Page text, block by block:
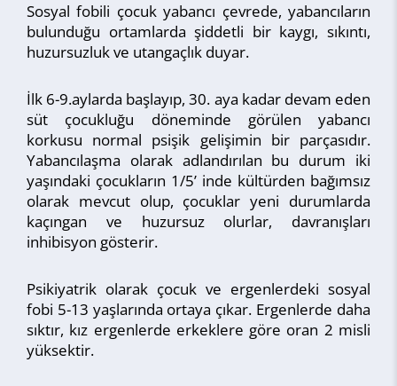
Sosyal fobili çocuk yabancı çevrede, yabancıların
bulunduğu ortamlarda şiddetli bir kaygı, sıkıntı,
huzursuzluk ve utangaçlık duyar.
İlk 6-9.aylarda başlayıp, 30. aya kadar devam eden
süt çocukluğu döneminde görülen yabancı
korkusu normal psişik gelişimin bir parçasıdır.
Yabancılaşma olarak adlandırılan bu durum iki
yaşındaki çocukların 1/5’ inde kültürden bağımsız
olarak mevcut olup, çocuklar yeni durumlarda
kaçıngan ve huzursuz olurlar, davranışları
inhibisyon gösterir.
Psikiyatrik olarak çocuk ve ergenlerdeki sosyal
fobi 5-13 yaşlarında ortaya çıkar. Ergenlerde daha
sıktır, kız ergenlerde erkeklere göre oran 2 misli
yüksektir.